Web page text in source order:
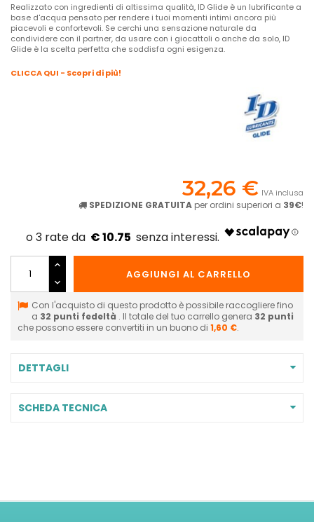
Realizzato con ingredienti di altissima qualità, ID Glide è un lubrificante a
base d'acqua pensato per rendere i tuoi momenti intimi ancora più
piacevoli e confortevoli. Se cerchi una sensazione naturale da
condividere con il partner, da usare con i giocattoli o anche da solo, ID
Glide è la scelta perfetta che soddisfa ogni esigenza.
CLICCA QUI - Scopri di più!
32,26 € IVA inclusa
SPEDIZIONE GRATUITA per ordini superiori a 39€!
€ 10.75
AGGIUNGI AL CARRELLO
Con l'acquisto di questo prodotto è possibile raccogliere fino
a 32 punti fedeltà . Il totale del tuo carrello genera 32 punti
che possono essere convertiti in un buono di 1,60 €.
DETTAGLI
SCHEDA TECNICA